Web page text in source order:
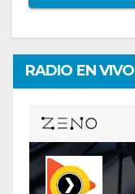
RADIO EN VIVO